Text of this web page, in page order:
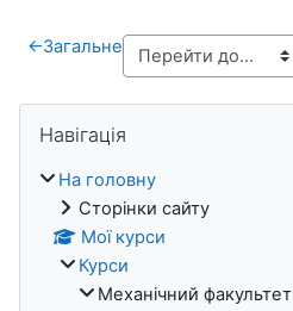
←Загальне
Навігація
На головну
Сторінки сайту
Мої курси
Курси
Механічний факультет